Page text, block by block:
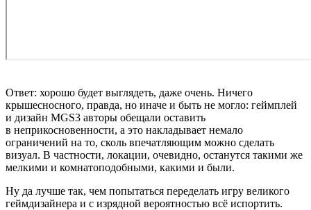
Ответ: хорошо будет выглядеть, даже очень. Ничего
крышесносного, правда, но иначе и быть не могло: геймплей
и дизайн MGS3 авторы обещали оставить
в неприкосновенности, а это накладывает немало
ограничений на то, сколь впечатляющим можно сделать
визуал. В частности, локации, очевидно, останутся такими же
мелкими и комнатоподобными, какими и были.
Ну да лучше так, чем попытаться переделать игру великого
геймдизайнера и с изрядной вероятностью всё испортить.